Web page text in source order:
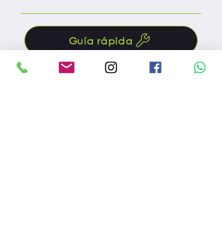
Guía rápida
Manual